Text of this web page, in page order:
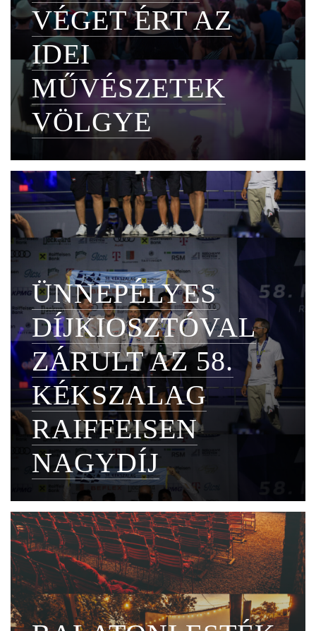
VÉGET ÉRT AZ
IDEI
MŰVÉSZETEK
VÖLGYE
ÜNNEPÉLYES
DÍJKIOSZTÓVAL
ZÁRULT AZ 58.
KÉKSZALAG
RAIFFEISEN
NAGYDÍJ